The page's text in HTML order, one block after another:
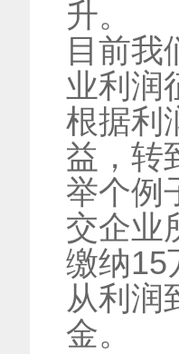
升。
目前我
业利润
根据利
益，转
举个例
交企业
缴纳15
从利润
金。